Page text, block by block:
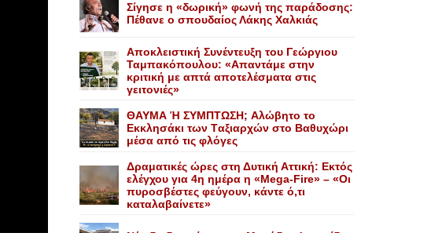
Σίγησε η «δωρική» φωνή της παράδοσης:
Πέθανε o σπουδαίος Λάκης Xαλκιάς
Αποκλειστική Συνέντευξη του Γεώργιου
Ταμπακόπουλου: «Απαντάμε στην
κριτική με απτά αποτελέσματα στις
γειτονιές»
ΘΑΥΜΑ Ή ΣΥΜΠΤΩΣΗ; Aλώβητο το
Eκκλησάκι των Tαξιαρχών στο Bαθυχώρι
μέσα από τις φλόγες
Δραματικές ώρες στη Δυτική Αττική: Εκτός
ελέγχου για 4η ημέρα η «Mega-Fire» – «Οι
πυροσβέστες φεύγουν, κάντε ό,τι
καταλαβαίνετε»